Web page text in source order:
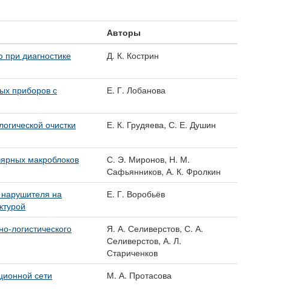
Авторы
при диагностике
Д. К. Кострин
приборов с
Е. Г. Лобанова
очистки
Е. К. Грудяева, С. Е. Душин
макроблоков
С. Э. Миронов, Н. М.
Сафьянников, А. К. Фролкин
на
Е. Г. Воробьёв
логистического
Я. А. Селиверстов, С. А.
Селиверстов, А. Л.
Стариченков
сети М. А. Протасова